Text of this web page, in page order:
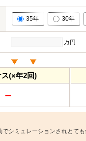
35年 30年
万円
(×年2回)
－
シミュレーションされとても